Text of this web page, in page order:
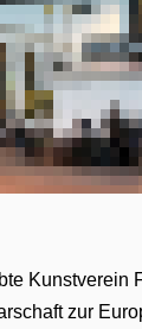
Kunstverein
zur